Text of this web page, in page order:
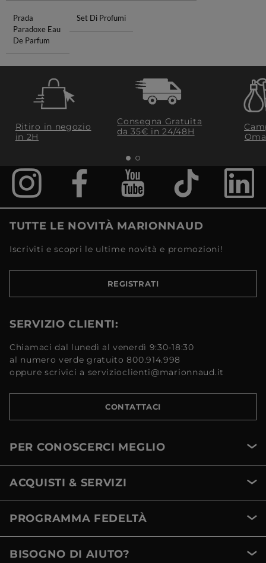
Prada
Paradoxe Eau
De Parfum
Set Di Profumi
Ritiro in negozio
in 2H
Consegna Gratuita
da 35€​ in 24/48H
TUTTE LE NOVITÀ MARIONNAUD
Iscriviti e scopri le ultime novità e promozioni!
REGISTRATI
SERVIZIO CLIENTI:
Chiamaci dal lunedì al venerdì 9:30-18:30
al numero verde gratuito 800.914.998
oppure scrivici a servizioclienti@marionnaud.it
CONTATTACI
PER CONOSCERCI MEGLIO
ACQUISTI & SERVIZI
PROGRAMMA FEDELTÀ
BISOGNO DI AIUTO?